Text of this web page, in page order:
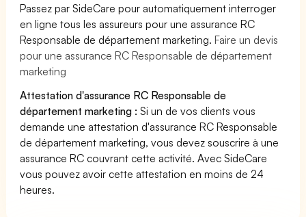
Passez par SideCare pour automatiquement interroger
en ligne tous les assureurs pour une assurance RC
Responsable de département marketing.Faire un devis
pour une assurance RC Responsable de département
marketing
Attestation d'assurance RC Responsable de
département marketing : Si un de vos clients vous
demande une attestation d'assurance RC Responsable
de département marketing, vous devez souscrire à une
assurance RC couvrant cette activité. Avec SideCare
vous pouvez avoir cette attestation en moins de 24
heures.